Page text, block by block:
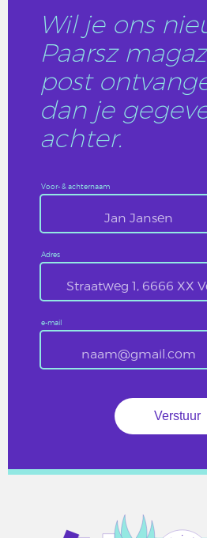
Wil je ons
Paarsz
post
dan je
achter.
Voor- & achternaam
Adres
e-mail